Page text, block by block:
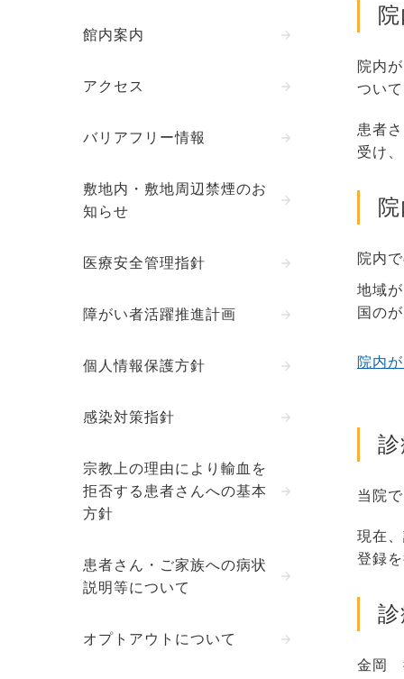
館内案内
アクセス
バリアフリー情報
敷地内・敷地周辺禁煙のお
知らせ
医療安全管理指針
障がい者活躍推進計画
個人情報保護方針
感染対策指針
宗教上の理由により輸血を
拒否する患者さんへの基本
方針
患者さん・ご家族への病状
説明等について
オプトアウトについて
院内
つい
患者
受け
院内
地域
国の
院内
当院
現在
登録
金岡